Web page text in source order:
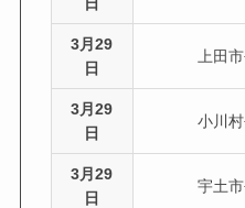
3月29
日
上田
3月29
日
小川
3月29
日
宇土